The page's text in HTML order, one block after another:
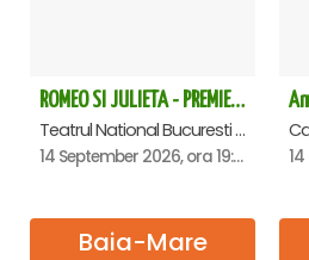
ROMEO SI JULIETA - PREMIERA OFICIALA - Bucuresti
Teatrul National Bucuresti - Sala Ion Caramitru, Bucuresti
14 September 2026, ora 19:00
Baia-Mare